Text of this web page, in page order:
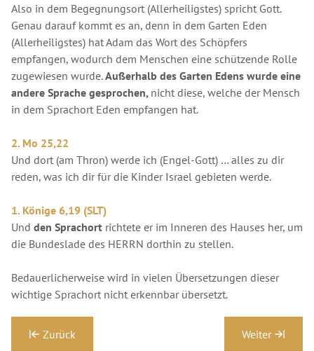
Also in dem Begegnungsort (Allerheiligstes) spricht Gott.
Genau darauf kommt es an, denn in dem Garten Eden
(Allerheiligstes) hat Adam das Wort des Schöpfers
empfangen, wodurch dem Menschen eine schützende Rolle
zugewiesen wurde.Außerhalb des Garten Edens wurde eine
andere Sprache gesprochen, nicht diese, welche der Mensch
in dem Sprachort Eden empfangen hat.
2. Mo 25,22
Und dort (am Thron) werde ich (Engel-Gott) … alles zu dir
reden, was ich dir für die Kinder Israel gebieten werde.
1. Könige 6,19 (SLT)
Und den Sprachort richtete er im Inneren des Hauses her, um
die Bundeslade des HERRN dorthin zu stellen.
Bedauerlicherweise wird in vielen Übersetzungen dieser
wichtige Sprachort nicht erkennbar übersetzt.
Zurück Weiter